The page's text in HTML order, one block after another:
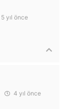
5 yıl önce
4 yıl önce